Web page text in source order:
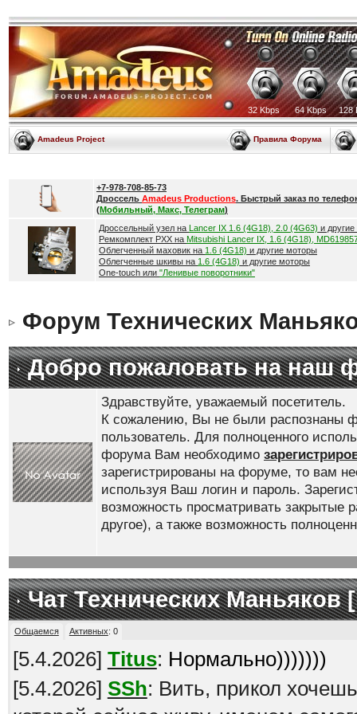
32 Kbps 64 Kbps 128
Amadeus Project Правила Форума
+7-978-708-85-73
Дроссель Amadeus Productions. Быстрый заказ по
(Мобильный, Макс, Телеграм)
Дроссельный узел на Lancer IX 1.6 (4G18), 2.0 (4G63) и
Ремкомплект РХХ на Mitsubishi Lancer IX, 1.6 (4G18),
Облегченный маховик на 1.6 (4G18) и другие моторы
Облегченные шкивы на 1.6 (4G18) и другие моторы
One-touch или "Ленивые поворотники"
Форум Технических
Добро пожаловать на наш
Здравствуйте, уважаемый посетитель.
К сожалению, Вы не были распознаны
пользователь. Для полноценного
форума Вам необходимо
зарегистрированы на форуме, то вам
используя Ваш логин и пароль.
возможность просматривать закрытые
другое), а также возможность
Чат Технических Маньяков [
Общаемся Активных: 0
[5.4.2026] Titus: Нормально)))))))
[5.4.2026] SSh: Вить, прикол